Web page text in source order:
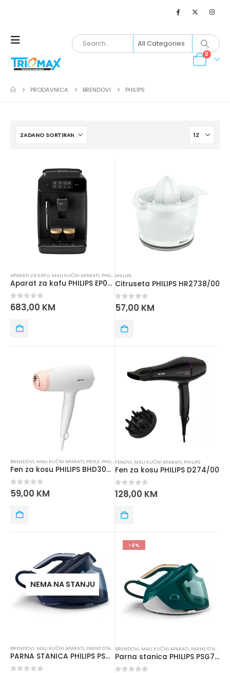
0
PRODAVNICA BRENDOVI PHILIPS
APARATI ZA KAFU, MALI KUĆNI APARATI, PHILIPS
Aparat za kafu PHILIPS EP0820/00
0out of 5
683,00 KM
PHILIPS
Citruseta PHILIPS HR2738/00
0out of 5
57,00 KM
BRENDOVI, MALI KUĆNI APARATI, PEGLE, PHILIPS
Fen za kosu PHILIPS BHD300/00
0out of 5
59,00 KM
FENOVI, MALI KUĆNI APARATI, PHILIPS
Fen za kosu PHILIPS D274/00
0out of 5
128,00 KM
NEMA NA STANJU
BRENDOVI, MALI KUĆNI APARATI, PARNE STANICE ,PEGLE,PHILIPS
PARNA STANICA PHILIPS PSG7130/20
-4%
BRENDOVI, MALI KUĆNI APARATI, PARNE STANICE
Parna stanica PHILIPS PSG7140/70